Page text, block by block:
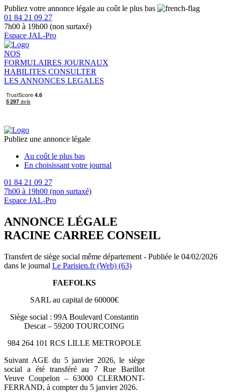
Publiez votre annonce légale au coût le plus bas
01 84 21 09 27
7h00 à 19h00 (non surtaxé)
Espace JAL-Pro
NOS
FORMULAIRES JOURNAUX
HABILITES CONSULTER
LES ANNONCES LEGALES
Publiez une annonce légale
Au coût le plus bas
En choisissant votre journal
01 84 21 09 27
7h00 à 19h00 (non surtaxé)
Espace JAL-Pro
ANNONCE LÉGALE
RACINE CARREE CONSEIL
Transfert de siège social même département - Publiée le 04/02/2026
dans le journal Le Parisien.fr (Web) (63)
FAEFOLKS
SARL au capital de 60000€
Siège social : 99A Boulevard Constantin
Descat – 59200 TOURCOING
984 264 101 RCS LILLE METROPOLE
Suivant AGE du 5 janvier 2026, le siège
social a été transféré au 7 Rue Barillot
Veuve Coupelon – 63000 CLERMONT-
FERRAND, à compter du 5 janvier 2026.